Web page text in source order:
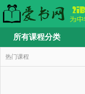
所有课程分类
热门课程